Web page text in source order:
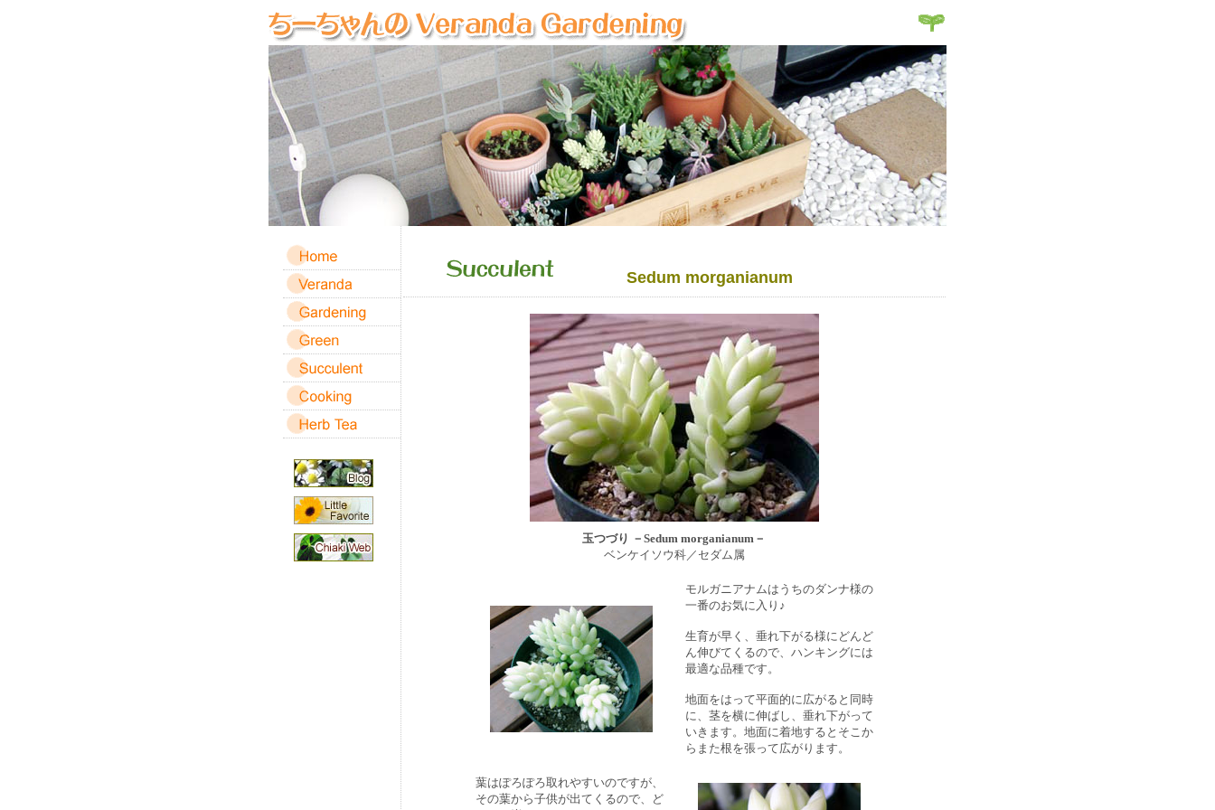
Sedum morganianum
玉つづり －Sedum morganianum－
ベンケイソウ科／セダム属
モルガニアナムはうちのダンナ様の
一番のお気に入り♪
生育が早く、垂れ下がる様にどんど
ん伸びてくるので、ハンキングには
最適な品種です。
地面をはって平面的に広がると同時
に、茎を横に伸ばし、垂れ下がって
いきます。地面に着地するとそこか
らまた根を張って広がります。
葉はぽろぽろ取れやすいのですが、
その葉から子供が出てくるので、ど